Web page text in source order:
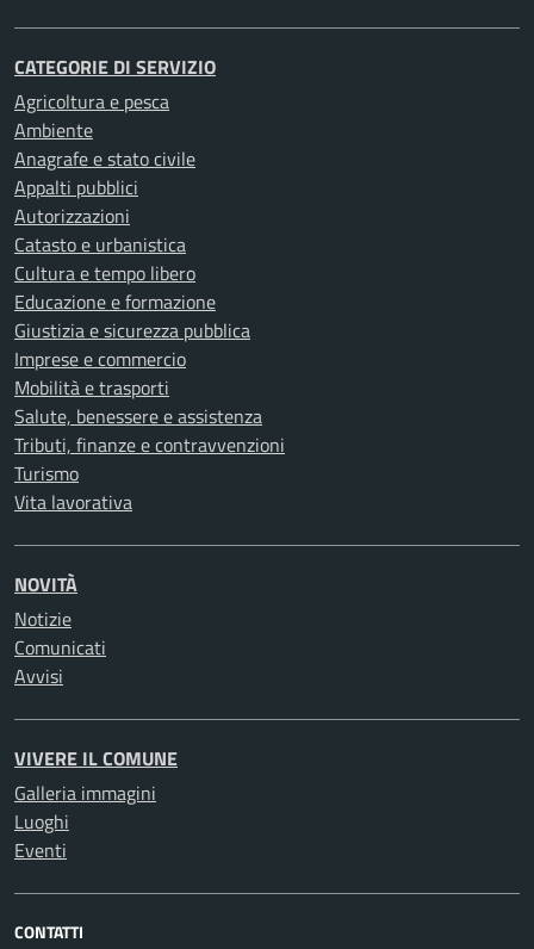
CATEGORIE DI SERVIZIO
Agricoltura e pesca
Ambiente
Anagrafe e stato civile
Appalti pubblici
Autorizzazioni
Catasto e urbanistica
Cultura e tempo libero
Educazione e formazione
Giustizia e sicurezza pubblica
Imprese e commercio
Mobilità e trasporti
Salute, benessere e assistenza
Tributi, finanze e contravvenzioni
Turismo
Vita lavorativa
NOVITÀ
Notizie
Comunicati
Avvisi
VIVERE IL COMUNE
Galleria immagini
Luoghi
Eventi
CONTATTI